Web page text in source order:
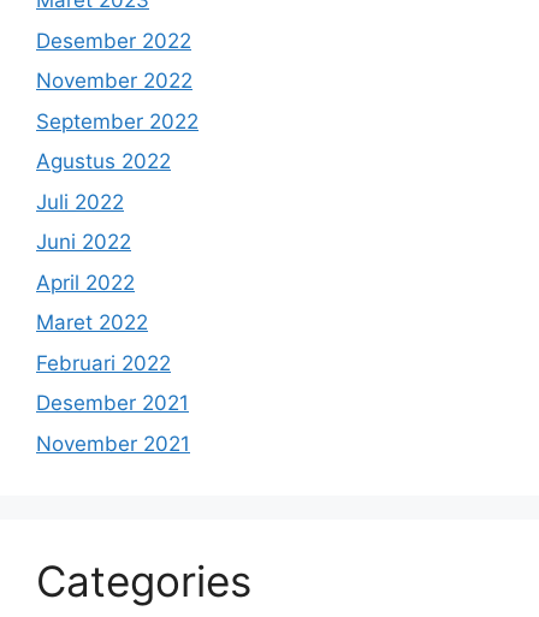
Desember 2022
November 2022
September 2022
Agustus 2022
Juli 2022
Juni 2022
April 2022
Maret 2022
Februari 2022
Desember 2021
November 2021
Categories